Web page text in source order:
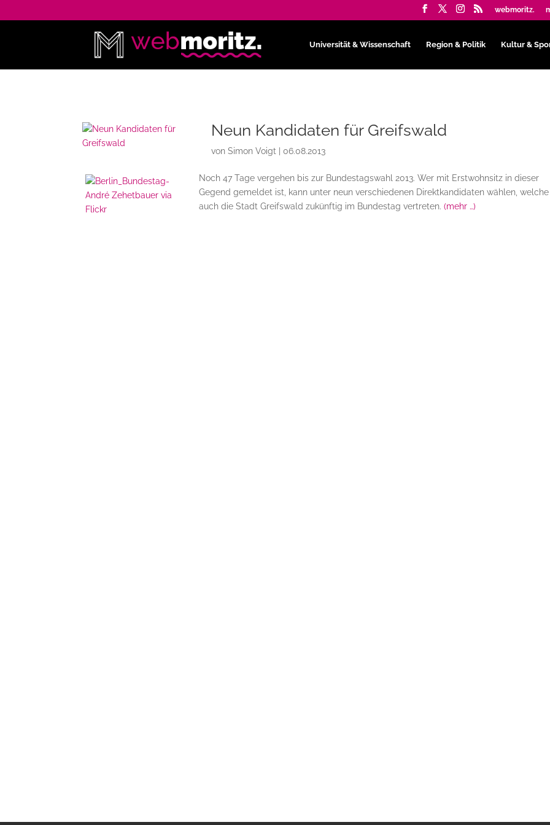
webmoritz.
Universität & Wissenschaft Region & Politik Kultur &
Neun Kandidaten für Greifswald
vonSimon Voigt |06.08.2013
Noch 47 Tage vergehen bis zur Bundestagswahl 2013. Wer mit Erstwohnsitz in dieser
Gegend gemeldet ist, kann unter neun verschiedenen Direktkandidaten wählen, welche
auch die Stadt Greifswald zukünftig im Bundestag vertreten.(mehr …)